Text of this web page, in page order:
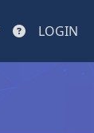
LOGIN